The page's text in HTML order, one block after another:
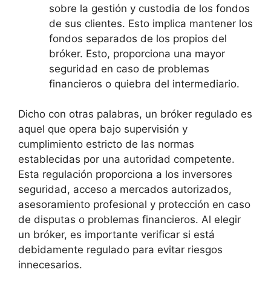
sobre la gestión y custodia de los fondos
de sus clientes. Esto implica mantener los
fondos separados de los propios del
bróker. Esto, proporciona una mayor
seguridad en caso de problemas
financieros o quiebra del intermediario.
Dicho con otras palabras, un bróker regulado es
aquel que opera bajo supervisión y
cumplimiento estricto de las normas
establecidas por una autoridad competente.
Esta regulación proporciona a los inversores
seguridad, acceso a mercados autorizados,
asesoramiento profesional y protección en caso
de disputas o problemas financieros. Al elegir
un bróker, es importante verificar si está
debidamente regulado para evitar riesgos
innecesarios.